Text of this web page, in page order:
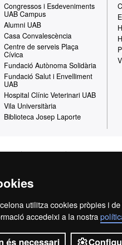
utilitza cookies pròpies i
accedeixi a la nostra
és necessari
Congressos i Esdeveniments
UAB Campus
Alumni UAB
Casa Convalescència
Centre de serveis Plaça
Cívica
Fundació Autònoma Solidària
Fundació Salut i Envelliment
UAB
Hospital Clínic Veterinari UAB
Vila Universitària
Biblioteca Josep Laporte
Fundació Universitat
de Barcelona que
social, i en la prestació de